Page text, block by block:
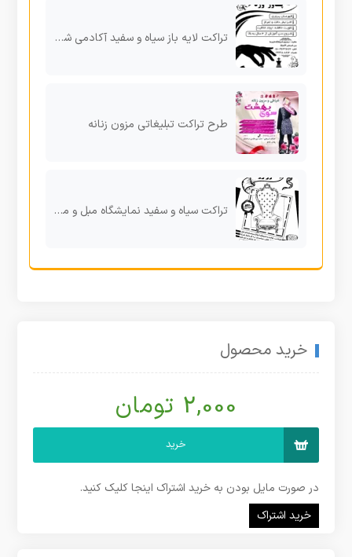
تراکت لایه باز سیاه و سفید آکادمی شطرنج
طرح تراکت تبلیغاتی مزون زنانه
تراکت سیاه و سفید نمایشگاه مبل و مبلمان psd
خرید محصول
2,000 تومان
خرید
در صورت مایل بودن به خرید اشتراک اینجا کلیک کنید.
خرید اشتراک